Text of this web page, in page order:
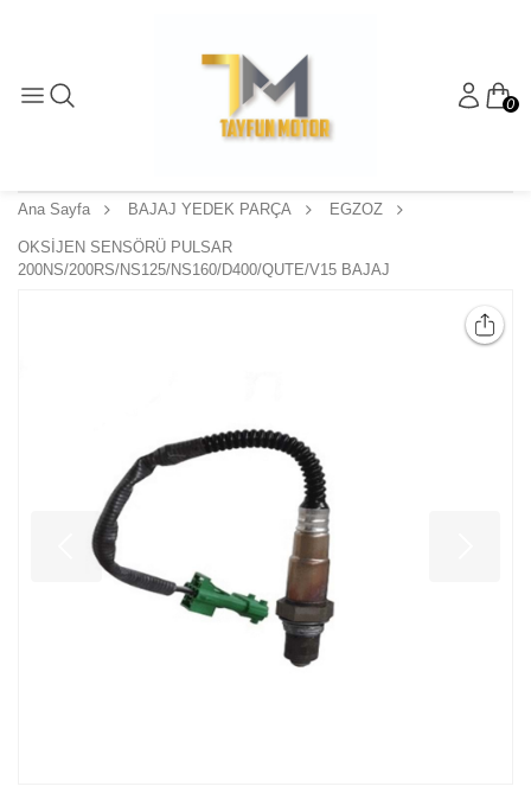
0
Ana Sayfa BAJAJ YEDEK PARÇA EGZOZ
OKSİJEN SENSÖRÜ PULSAR
200NS/200RS/NS125/NS160/D400/QUTE/V15 BAJAJ